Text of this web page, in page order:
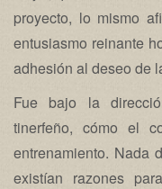
proyecto, lo mismo
entusiasmo reinante
adhesión al deseo de
Fue bajo la
tinerfeño, cómo el
entrenamiento. Nada
existían razones